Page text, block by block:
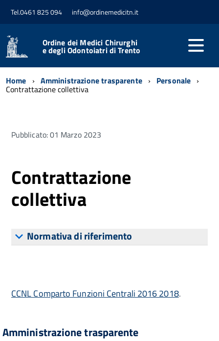
Tel.0461 825 094 info@ordinemedicitn.it
Ordine dei Medici Chirurghi
e degli Odontoiatri di Trento
Home Amministrazione trasparente Personale
Contrattazione collettiva
Pubblicato: 01 Marzo 2023
Contrattazione
collettiva
Normativa di riferimento
CCNL Comparto Funzioni Centrali 2016 2018.
Amministrazione trasparente